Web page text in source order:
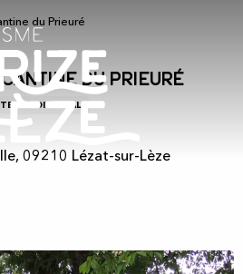
du Prieuré
du Prieuré
TRADICIONAL
09210 Lézat-sur-Lèze
favoris